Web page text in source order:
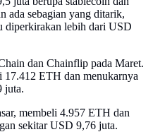
ada sebagian yang ditarik,
diperkirakan lebih dari USD
dan Chainflip pada Maret.
17.412 ETH dan menukarnya
juta.
membeli 4.957 ETH dan
sekitar USD 9,76 juta.